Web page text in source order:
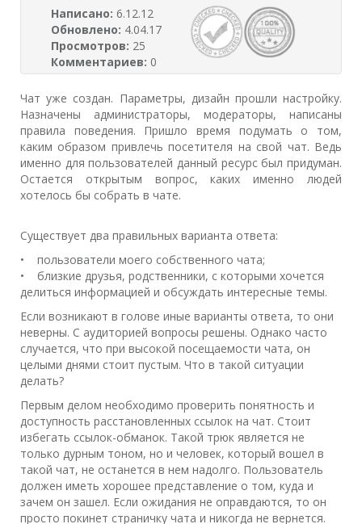
Написано: 6.12.12
Обновлено: 4.04.17
Просмотров: 25
Комментариев: 0
Чат уже создан. Параметры, дизайн прошли настройку.
Назначены администраторы, модераторы, написаны
правила поведения. Пришло время подумать о том,
каким образом привлечь посетителя на свой чат. Ведь
именно для пользователей данный ресурс был придуман.
Остается открытым вопрос, каких именно людей
хотелось бы собрать в чате.
Существует два правильных варианта ответа:
• пользователи моего собственного чата;
• близкие друзья, родственники, с которыми хочется
делиться информацией и обсуждать интересные темы.
Если возникают в голове иные варианты ответа, то они
неверны. С аудиторией вопросы решены. Однако часто
случается, что при высокой посещаемости чата, он
целыми днями стоит пустым. Что в такой ситуации
делать?
Первым делом необходимо проверить понятность и
доступность расстановленных ссылок на чат. Стоит
избегать ссылок-обманок. Такой трюк является не
только дурным тоном, но и человек, который вошел в
такой чат, не останется в нем надолго. Пользователь
должен иметь хорошее представление о том, куда и
зачем он зашел. Если ожидания не оправдаются, то он
просто покинет страничку чата и никогда не вернется.